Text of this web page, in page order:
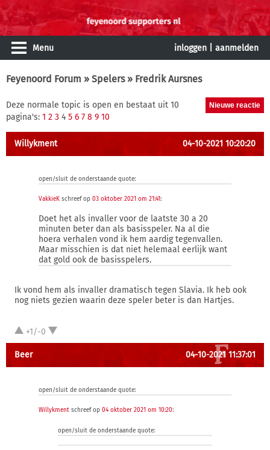
Menu inloggen aanmelden
Feyenoord Forum » Spelers» Fredrik Aursnes
Deze normale topic is open en bestaat uit 10
pagina's: 1 2 3 4 5 6 7 8 9 10
Willykment 04-10-2021 10:20:20
open/sluit de onderstaande quote:
VakkieK schreef op 03 oktober 2021 om 21:41:
Doet het als invaller voor de laatste 30 a 20
minuten beter dan als basisspeler. Na al die
hoera verhalen vond ik hem aardig tegenvallen.
Maar misschien is dat niet helemaal eerlijk want
dat gold ook de basisspelers.
Ik vond hem als invaller dramatisch tegen Slavia. Ik heb ook
nog niets gezien waarin deze speler beter is dan Hartjes.
+1/-0
Beer 04-10-2021 11:37:01
open/sluit de onderstaande quote:
Willykment schreef op 04 oktober 2021 om 10:20:
open/sluit de onderstaande quote: